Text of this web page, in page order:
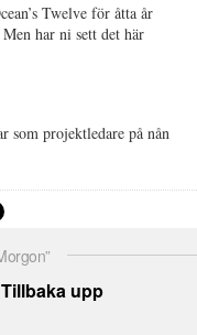
Twelve för åtta år
har ni sett det här
som projektledare på nån
Tillbaka upp